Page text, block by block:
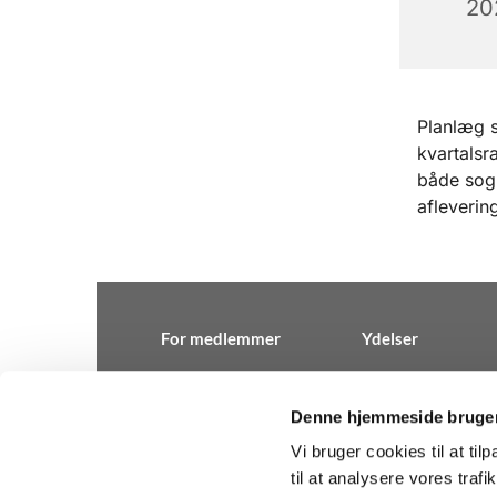
Denne hjemmeside
Vi bruger cookies til at
til at analysere vores
Planlæg
både
For medlemmer Ydelser
